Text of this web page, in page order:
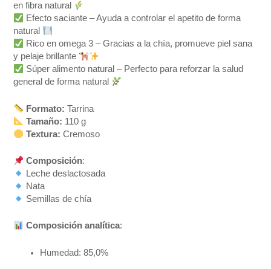
en fibra natural
Efecto saciante – Ayuda a controlar el apetito de forma
natural
Rico en omega 3 – Gracias a la chía, promueve piel sana
y pelaje brillante
Súper alimento natural – Perfecto para reforzar la salud
general de forma natural
Formato: Tarrina
Tamaño: 110 g
Textura: Cremoso
Composición:
Leche deslactosada
Nata
Semillas de chía
Composición analítica:
Humedad: 85,0%